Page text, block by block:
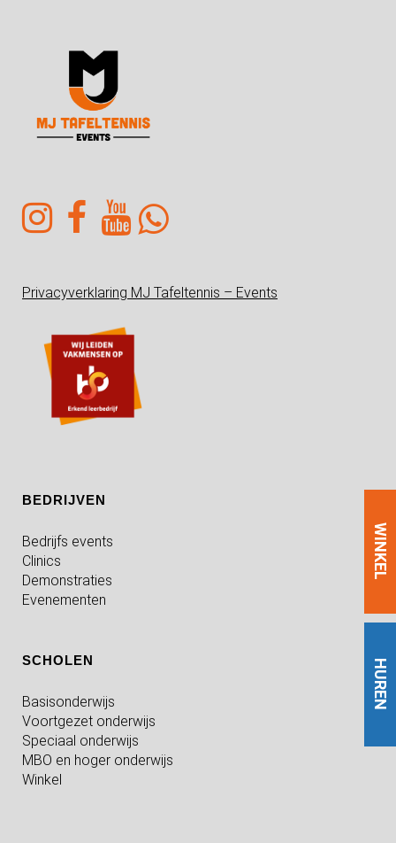
HUREN
WINKEL
Privacyverklaring MJ Tafeltennis – Events
BEDRIJVEN
Bedrijfs events
Clinics
Demonstraties
Evenementen
SCHOLEN
Basisonderwijs
Voortgezet onderwijs
Speciaal onderwijs
MBO en hoger onderwijs
Winkel